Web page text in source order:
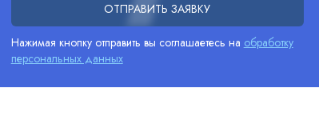
ОТПРАВИТЬ ЗАЯВКУ
Нажимая кнопку отправить вы соглашаетесь на обработку
персональных данных